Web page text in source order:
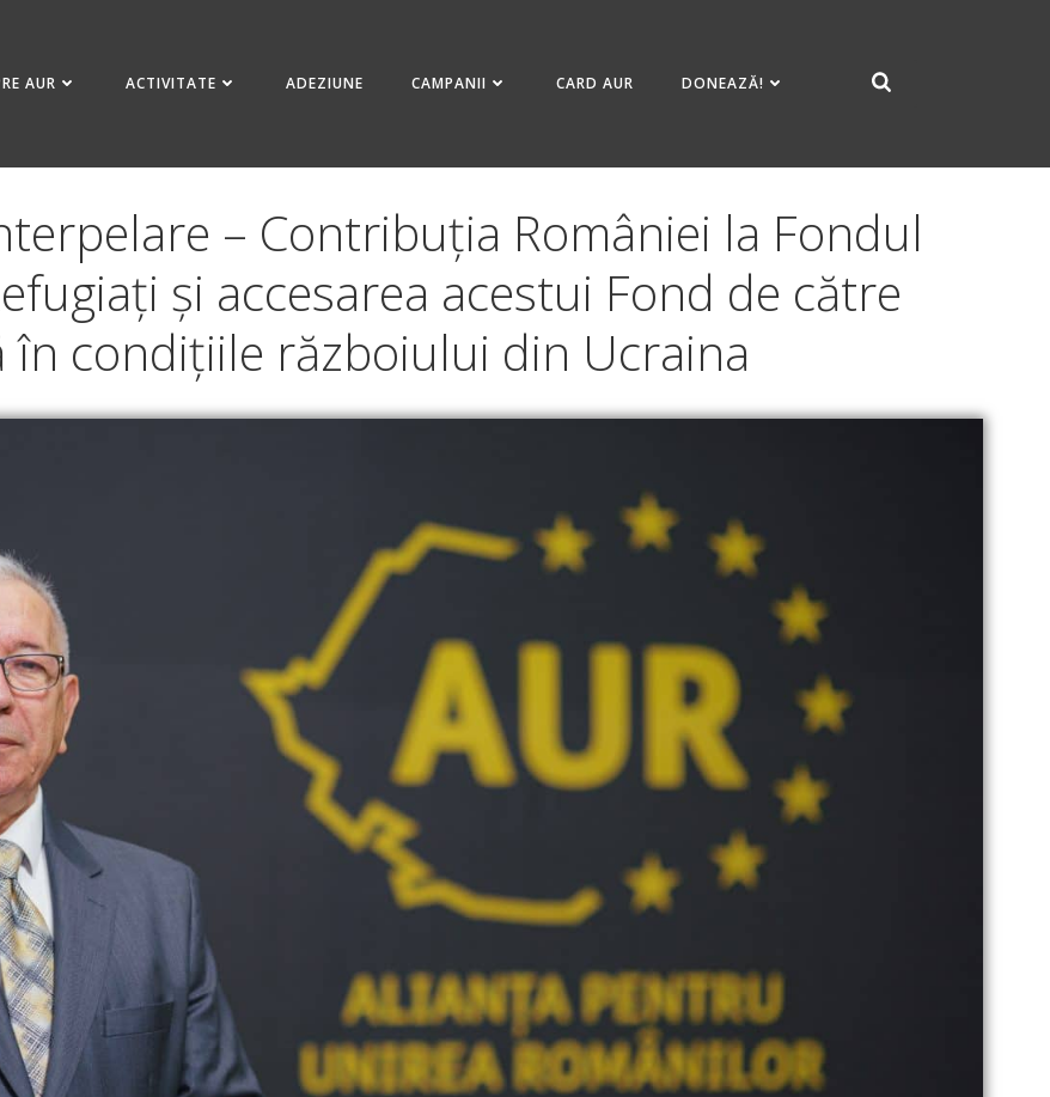
AUR ACTIVITATE ADEZIUNE CAMPANII CARD AUR DONEAZĂ!
– Contribuția României la Fondul
și accesarea acestui Fond de către
condițiile războiului din Ucraina